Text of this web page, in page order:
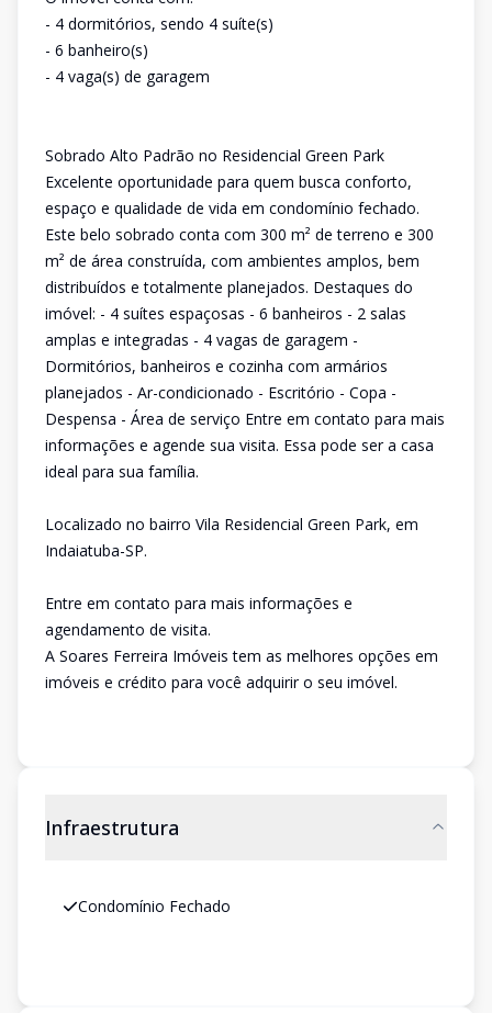
- 4 dormitórios, sendo 4 suíte(s)
- 6 banheiro(s)
- 4 vaga(s) de garagem
Sobrado Alto Padrão no Residencial Green Park
Excelente oportunidade para quem busca conforto,
espaço e qualidade de vida em condomínio fechado.
Este belo sobrado conta com 300 m² de terreno e 300
m² de área construída, com ambientes amplos, bem
distribuídos e totalmente planejados. Destaques do
imóvel: - 4 suítes espaçosas - 6 banheiros - 2 salas
amplas e integradas - 4 vagas de garagem -
Dormitórios, banheiros e cozinha com armários
planejados - Ar-condicionado - Escritório - Copa -
Despensa - Área de serviço Entre em contato para mais
informações e agende sua visita. Essa pode ser a casa
ideal para sua família.
Localizado no bairro Vila Residencial Green Park, em
Indaiatuba-SP.
Entre em contato para mais informações e
agendamento de visita.
A Soares Ferreira Imóveis tem as melhores opções em
imóveis e crédito para você adquirir o seu imóvel.
Infraestrutura
Condomínio Fechado